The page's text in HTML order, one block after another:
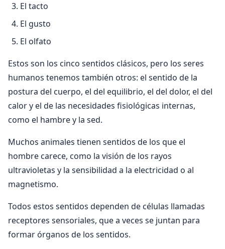
El tacto
El gusto
El olfato
Estos son los cinco sentidos clásicos, pero los seres
humanos tenemos también otros: el sentido de la
postura del cuerpo, el del equilibrio, el del dolor, el del
calor y el de las necesidades fisiológicas internas,
como el hambre y la sed.
Muchos animales tienen sentidos de los que el
hombre carece, como la visión de los rayos
ultravioletas y la sensibilidad a la electricidad o al
magnetismo.
Todos estos sentidos dependen de células llamadas
receptores sensoriales, que a veces se juntan para
formar órganos de los sentidos.